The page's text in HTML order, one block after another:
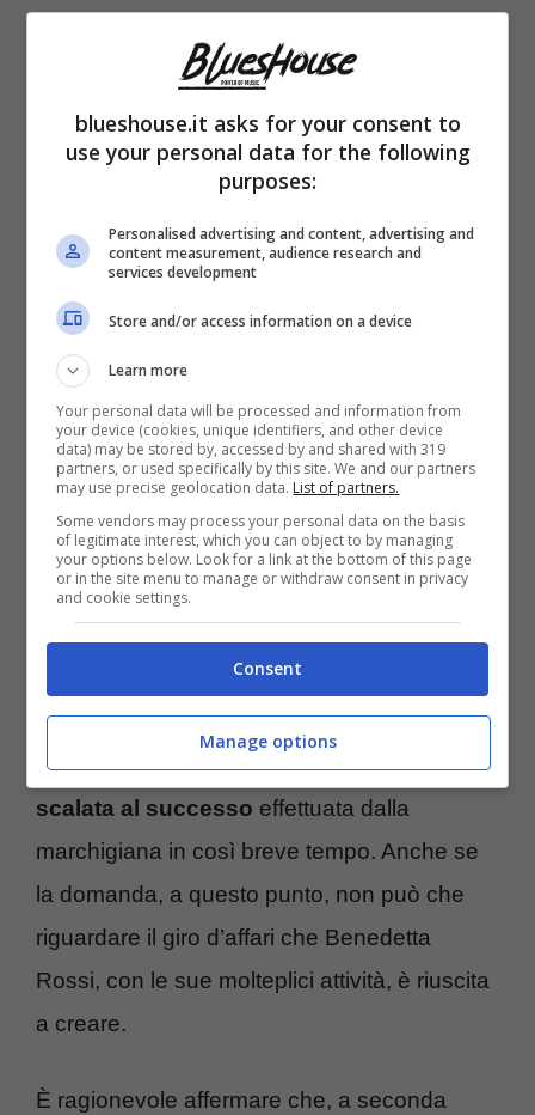
I suoi consigli culinari viaggiano tra i canali
social senza neanche il bisogno che la
cuoca si sforzi affinché ciò avvenga.
Dovunque – da Facebook a Instagram,
passando per TikTok e YouTube – veniamo
bombardati dai video delle sue ricette,
rigorosamente filmate nel suo agriturismo di
Altidona.
Non esiste personalità attiva nel mondo
culinario, insomma, che possa vantare della
scalata al successo effettuata dalla
marchigiana in così breve tempo. Anche se
la domanda, a questo punto, non può che
riguardare il giro d’affari che Benedetta
Rossi, con le sue molteplici attività, è riuscita
a creare.
È ragionevole affermare che, a seconda
blueshouse.it asks for your consent to
use your personal data for the following
purposes:
Personalised advertising and content, advertising and
content measurement, audience research and
services development
Store and/or access information on a device
Learn more
Your personal data will be processed and information from
your device (cookies, unique identifiers, and other device
data) may be stored by, accessed by and shared with 319
partners, or used specifically by this site. We and our partners
may use precise geolocation data. List of partners.
Some vendors may process your personal data on the basis
of legitimate interest, which you can object to by managing
your options below. Look for a link at the bottom of this page
or in the site menu to manage or withdraw consent in privacy
and cookie settings.
Consent
Manage options